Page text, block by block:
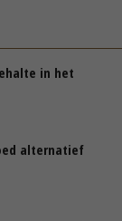
in het
alternatief